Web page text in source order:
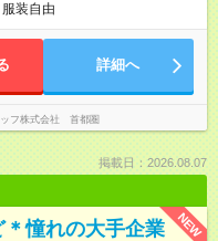
服装自由
詳細へ
フ株式会社 首都圏
掲載日：2026.08.07
NEW
憧れの大手企業